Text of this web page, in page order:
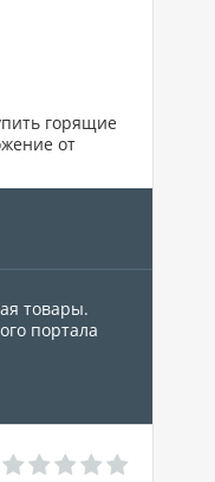
горящие
от
товары.
портала